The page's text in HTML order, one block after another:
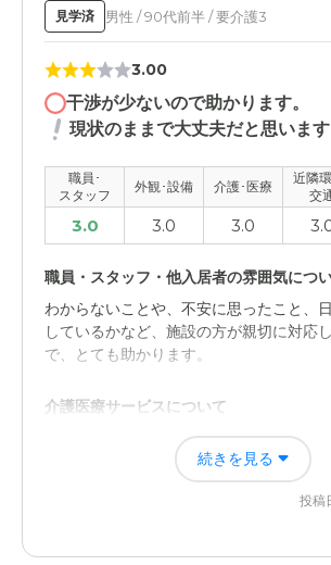
見学済 男性 / 90代前半 / 要介護3
3.00
干渉が少ないので助かります。
現状のままで大丈夫だと思います
職員･
スタッフ
外観･設備 介護･医療
近隣
交
3.0 3.0 3.0
職員・スタッフ・他入居者の雰囲気につ
わからないことや、不安に思ったこと、
しているかなど、施設の方が親切に対応
で、とても助かります。
介護医療サービスについて
いまは改善されましたが、以前コロナ禍
での感染が多く、まったく面会も出来ず
せていたので心配でした。
続きを見る
投稿